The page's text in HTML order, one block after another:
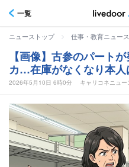
一覧
ニューストップ > 仕事・教育ニュース
【画像】古参のパート
カ…在庫がなくなり本人
2026年5月10日 6時0分 キャリコネニュー